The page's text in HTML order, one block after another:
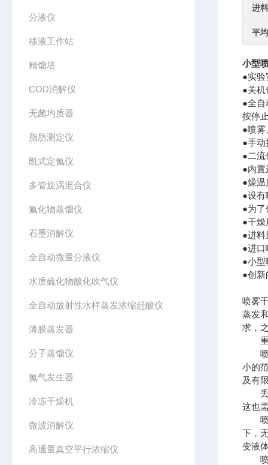
分液仪
移液工作站
精馏塔
COD消解仪
无菌均质器
脂肪测定仪
凯式定氮仪
多管旋涡混合仪
氟化物蒸馏仪
石墨消解仪
全自动微量分液仪
水质硫化物酸化吹气仪
全自动放射性水样蒸发浓缩赶酸仪
薄膜蒸发器
分子蒸馏仪
氮气发生器
冷冻干燥机
微波消解仪
高通量真空平行浓缩仪
进
平
小型
●实验
●关机
●全自
按停
●喷雾
●手动
●二流
●内置
●燥温
●设有
●为了
●干燥
●进料
●进口
●小型
●创新
喷雾
蒸发
求，
重点
喷雾
小的
及有
丢弃
这也
喷雾
下，
变液
喷雾